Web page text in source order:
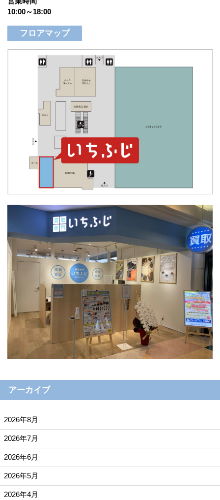
10:00～18:00
フロアマップ
アーカイブ
2026年8月
2026年7月
2026年6月
2026年5月
2026年4月